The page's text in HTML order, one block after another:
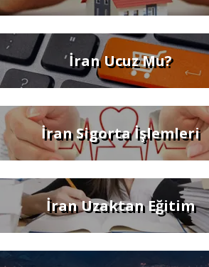
İran Ucuz Mu?
İran Sigorta İşlemleri
İran Uzaktan Eğitim